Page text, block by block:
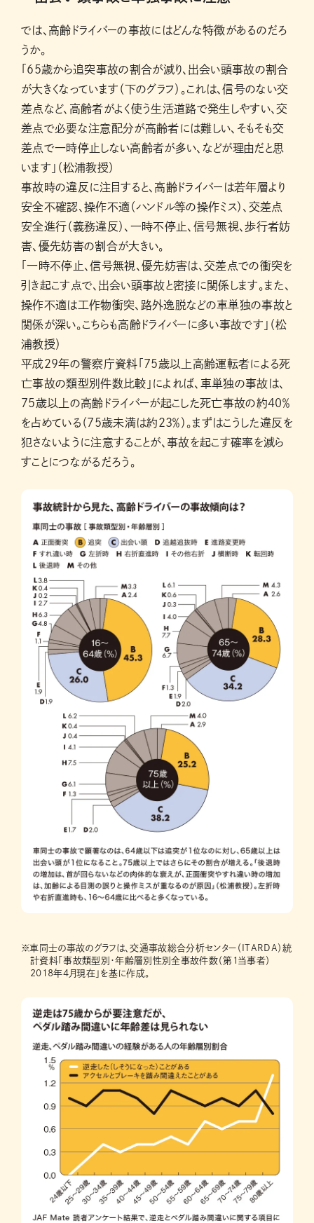
では、高齢ドライバーの事故にはどんな特徴があるのだろ
うか。
「65歳から追突事故の割合が減り、出会い頭事故の割合
が大きくなっています（下のグラフ）。これは、信号のない交
差点など、高齢者がよく使う生活道路で発生しやすい、交
差点で必要な注意配分が高齢者には難しい、そもそも交
差点で一時停止しない高齢者が多い、などが理由だと思
います」（松浦教授）
事故時の違反に注目すると、高齢ドライバーは若年層より
安全不確認、操作不適（ハンドル等の操作ミス）、交差点
安全進行（義務違反）、一時不停止、信号無視、歩行者妨
害、優先妨害の割合が大きい。
「一時不停止、信号無視、優先妨害は、交差点での衝突を
引き起こす点で、出会い頭事故と密接に関係します。また、
操作不適は工作物衝突、路外逸脱などの車単独の事故と
関係が深い。こちらも高齢ドライバーに多い事故です」（松
浦教授）
平成29年の警察庁資料「75歳以上高齢運転者による死
亡事故の類型別件数比較」によれば、車単独の事故は、
75歳以上の高齢ドライバーが起こした死亡事故の約40％
を占めている（75歳未満は約23％）。まずはこうした違反を
犯さないように注意することが、事故を起こす確率を減ら
すことにつながるだろう。
※車同士の事故のグラフは、交通事故総合分析センター（ITARDA）統
計資料「事故類型別・年齢層別性別全事故件数（第1当事者）
2018年4月現在」を基に作成。